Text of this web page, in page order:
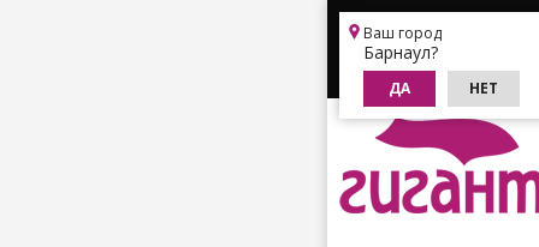
Барнаул
Ваш город
Барнаул?
ДА НЕТ
+7 (3852) 202-622